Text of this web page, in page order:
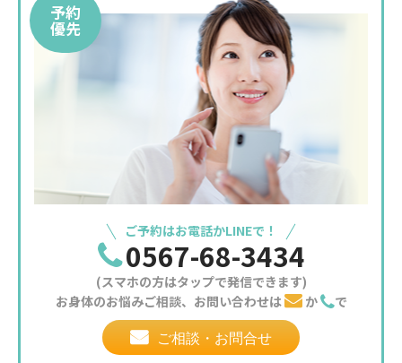
予約
優先
ご予約はお電話かLINEで！
0567-68-3434
(スマホの方はタップで発信できます)
お身体のお悩みご相談、お問い合わせは
か で
ご相談・お問合せ